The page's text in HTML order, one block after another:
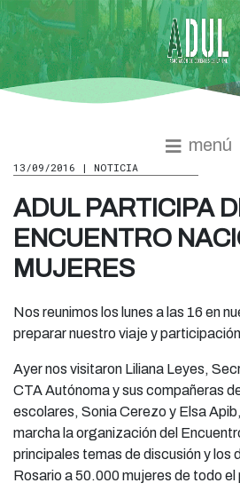
menú
13/09/2016 | NOTICIA
ADUL PARTICIPA
ENCUENTRO
MUJERES
Nos reunimos los lunes a las 16 en
preparar nuestro viaje y
Ayer nos visitaron Liliana Leyes,
CTA Autónoma y sus compañeras
escolares, Sonia Cerezo y Elsa
marcha la organización del
principales temas de discusión y los
Rosario a 50.000 mujeres de todo el